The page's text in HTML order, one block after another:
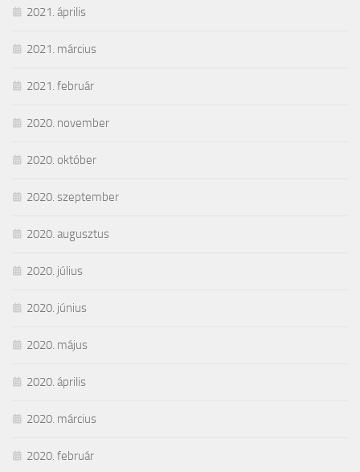
2021. április
2021. március
2021. február
2020. november
2020. október
2020. szeptember
2020. augusztus
2020. július
2020. június
2020. május
2020. április
2020. március
2020. február